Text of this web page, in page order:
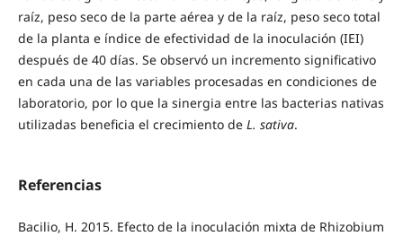
raíz, peso seco de la parte aérea y de la raíz, peso seco total
de la planta e índice de efectividad de la inoculación (IEI)
después de 40 días. Se observó un incremento significativo
en cada una de las variables procesadas en condiciones de
laboratorio, por lo que la sinergia entre las bacterias nativas
utilizadas beneficia el crecimiento de L. sativa.
Referencias
Bacilio, H. 2015. Efecto de la inoculación mixta de Rhizobium